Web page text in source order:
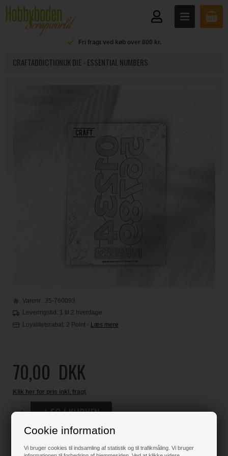
Cookie information
Vi bruger cookies til indsamling af statistik og til trafikmåling. Vi bruger
Fri fragt ved køb over 800 kr.
CRAFTADDICTIONUK DIE - ESSENTIAL NUMBERS
Varenr.: 35-760093
Leveringstid: 1 til 2 hverdage
Loyalitetsrabat: 2 Point - Læs mere
70,00 DKK
Klik her for pris inkl. fragt
Varen er på lager